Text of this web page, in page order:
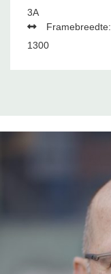
3A
Framebreedte:
1300